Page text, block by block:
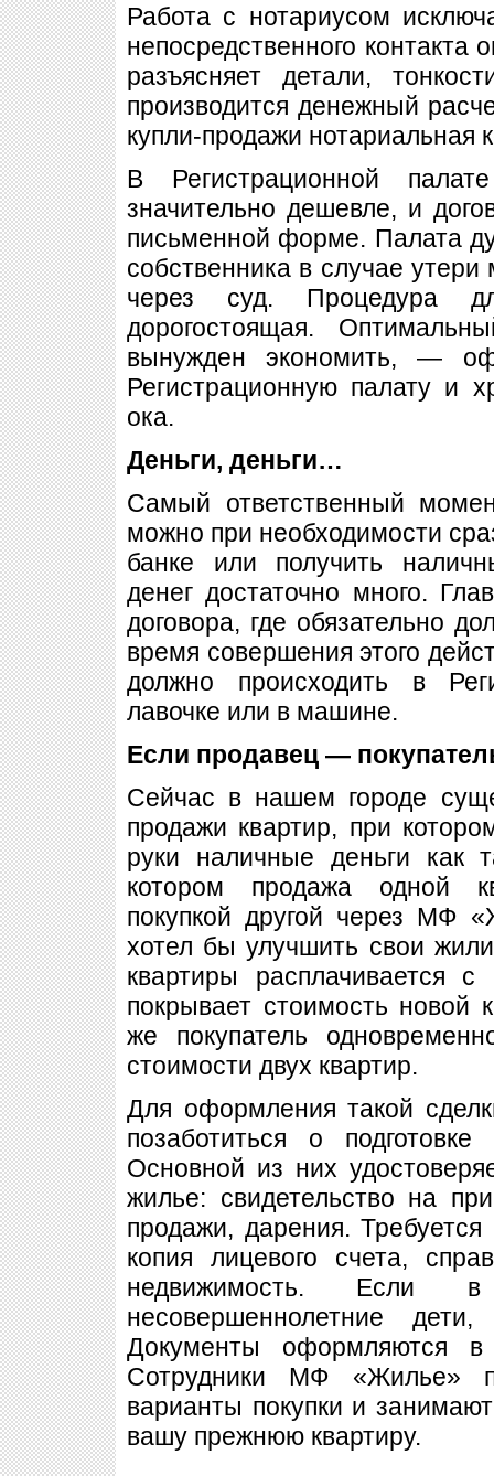
Работа с нотариусом
непосредственного контакта
разъясняет детали,
производится денежный
купли-продажи нотариальная
В Регистрационной
значительно дешевле, и
письменной форме. Палата
собственника в случае
через суд. Процедура
дорогостоящая.
вынужден экономить, —
Регистрационную палату и
ока.
Деньги, деньги…
Самый ответственный
можно при необходимости
банке или получить
денег достаточно много.
договора, где обязательно
время совершения этого
должно происходить в
лавочке или в машине.
Если продавец —
Сейчас в нашем городе
продажи квартир, при
руки наличные деньги как
котором продажа одной
покупкой другой через МФ
хотел бы улучшить свои
квартиры расплачивается
покрывает стоимость новой
же покупатель
стоимости двух квартир.
Для оформления такой
позаботиться о
Основной из них
жилье: свидетельство на
продажи, дарения.
копия лицевого счета,
недвижимость. Если в
несовершеннолетние
Документы оформляются в
Сотрудники МФ «Жилье»
варианты покупки и
вашу прежнюю квартиру.